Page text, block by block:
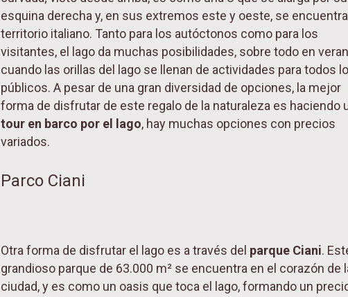
esquina derecha y, en sus extremos este y oeste, se
territorio italiano. Tanto para los autóctonos como para los
visitantes, el lago da muchas posibilidades, sobre todo en
cuando las orillas del lago se llenan de actividades para todos
públicos. A pesar de una gran diversidad de opciones, la mejor
forma de disfrutar de este regalo de la naturaleza es haciendo
tour en barco por el lago, hay muchas opciones con precios
variados.
Parco Ciani
Otra forma de disfrutar el lago es a través del parque Ciani.
grandioso parque de 63.000 m² se encuentra en el corazón de
ciudad, y es como un oasis que toca el lago, formando un